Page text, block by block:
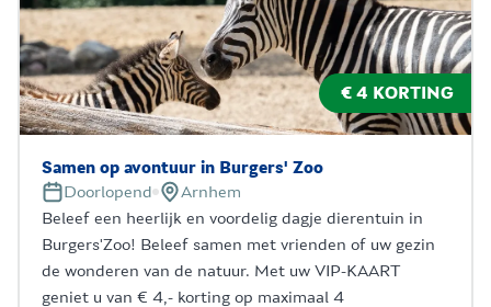
€ 4 KORTING
Samen op avontuur in Burgers' Zoo
Doorlopend
Arnhem
Beleef een heerlijk en voordelig dagje dierentuin in
Burgers'Zoo! Beleef samen met vrienden of uw gezin
de wonderen van de natuur. Met uw VIP-KAART
geniet u van € 4,- korting op maximaal 4